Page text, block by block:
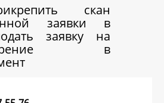
скан
заявки в
заявку на
в